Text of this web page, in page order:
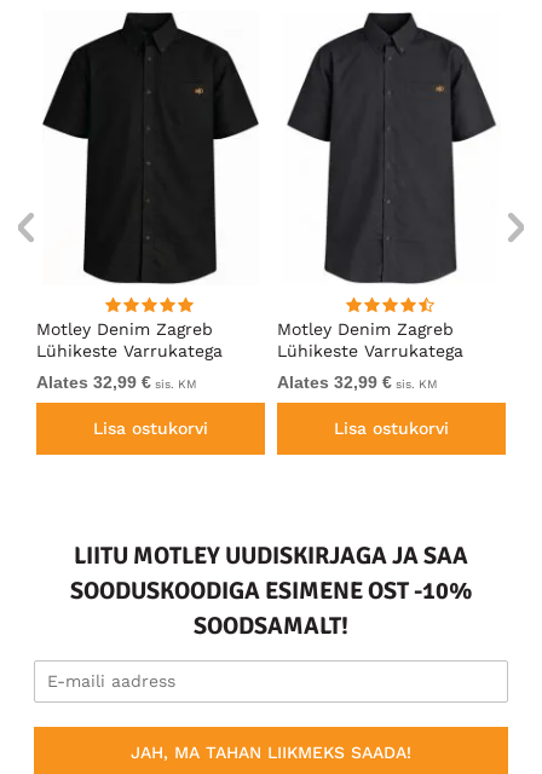
Motley Denim Zagreb
Lühikeste Varrukatega
Särk Must
Alates 32,99 € sis. KM
Lisa ostukorvi
Motley Denim Zagreb
Lühikeste Varrukatega
Särk Tumehall
Alates 32,99 € sis. KM
Lisa ostukorvi
LIITU MOTLEY UUDISKIRJAGA JA SAA
SOODUSKOODIGA ESIMENE OST -10%
SOODSAMALT!
JAH, MA TAHAN LIIKMEKS SAADA!